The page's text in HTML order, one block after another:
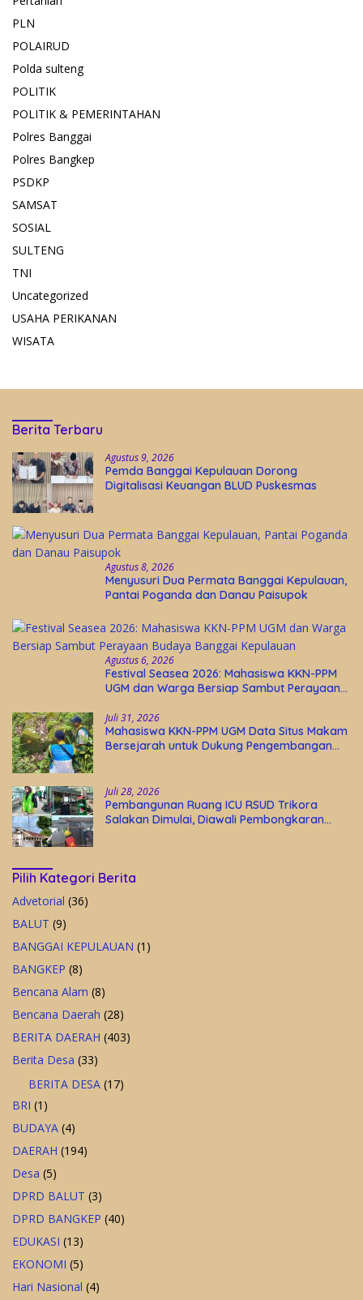
PLN
POLAIRUD
Polda sulteng
POLITIK
POLITIK & PEMERINTAHAN
Polres Banggai
Polres Bangkep
PSDKP
SAMSAT
SOSIAL
SULTENG
TNI
Uncategorized
USAHA PERIKANAN
WISATA
Berita Terbaru
Agustus 9, 2026
Pemda Banggai Kepulauan Dorong
Digitalisasi Keuangan BLUD Puskesmas
Agustus 8, 2026
Menyusuri Dua Permata Banggai Kepulauan,
Pantai Poganda dan Danau Paisupok
Agustus 6, 2026
Festival Seasea 2026: Mahasiswa KKN-PPM
UGM dan Warga Bersiap Sambut Perayaan
Juli 31, 2026
Mahasiswa KKN-PPM UGM Data Situs Makam
Bersejarah untuk Dukung Pengembangan
Juli 28, 2026
Pembangunan Ruang ICU RSUD Trikora
Salakan Dimulai, Diawali Pembongkaran
Pilih Kategori Berita
Advetorial (36)
BALUT (9)
BANGGAI KEPULAUAN (1)
BANGKEP (8)
Bencana Alam (8)
Bencana Daerah (28)
BERITA DAERAH (403)
Berita Desa (33)
BERITA DESA (17)
BRI (1)
BUDAYA (4)
DAERAH (194)
Desa (5)
DPRD BALUT (3)
DPRD BANGKEP (40)
EDUKASI (13)
EKONOMI (5)
Hari Nasional (4)